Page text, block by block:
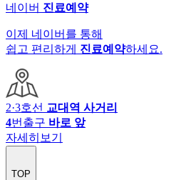
네이버 진료예약
이제 네이버를 통해
쉽고 편리하게 진료예약하세요.
2·3호선 교대역 사거리
4번출구 바로 앞
자세히보기
TOP